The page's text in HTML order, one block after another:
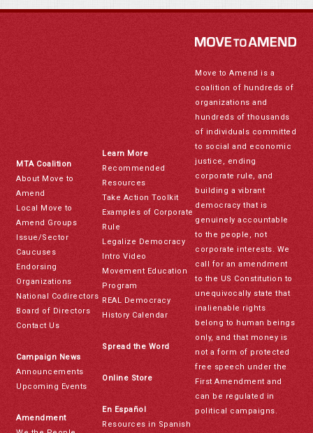
MTA Coalition
About Move to
Amend
Local Move to
Amend Groups
Issue/Sector
Caucuses
Endorsing
Organizations
National Codirectors
Board of Directors
Contact Us
Campaign News
Announcements
Upcoming Events
Amendment
Learn More
Recommended
Resources
Take Action Toolkit
Examples of Corporate
Rule
Legalize Democracy
Intro Video
Movement Education
Program
REAL Democracy
History Calendar
Spread the Word
Online Store
En Español
Resources in Spanish
Move to Amend is a
coalition of hundreds of
organizations and
hundreds of thousands
of individuals committed
to social and economic
justice, ending
corporate rule, and
building a vibrant
democracy that is
genuinely accountable
to the people, not
corporate interests. We
call for an amendment
to the US Constitution to
unequivocally state that
inalienable rights
belong to human beings
only, and that money is
not a form of protected
free speech under the
First Amendment and
can be regulated in
political campaigns.